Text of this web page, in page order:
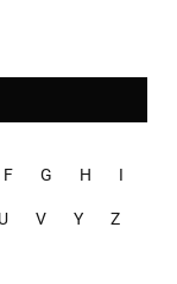
F G H I
U V Y Z